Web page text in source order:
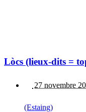
Lòcs (lieux-dits =
27 novembre
(Estaing)